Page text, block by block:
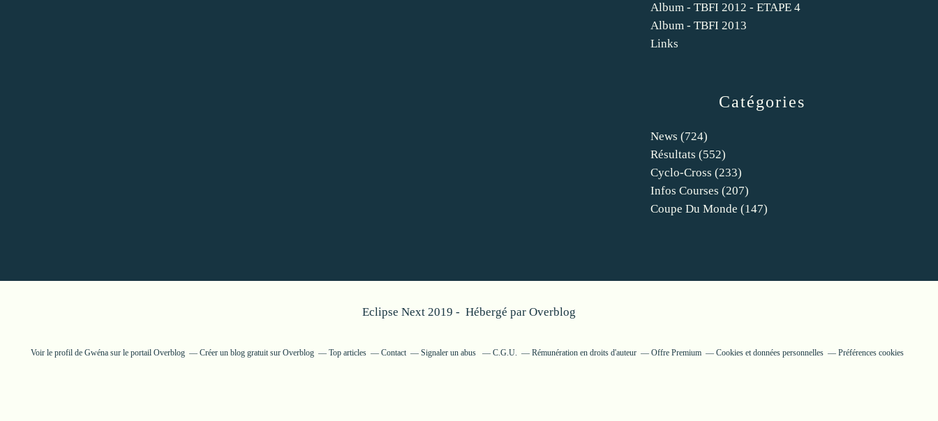
Catégories
News (724)
Résultats (552)
Cyclo-Cross (233)
Infos Courses (207)
Coupe Du Monde (147)
Album - TBFI 2012 - ETAPE 4
Album - TBFI 2013
Links
Eclipse Next 2019 - Hébergé par Overblog
Voir le profil de Gwénasur le portail Overblog Créer un blog gratuit sur Overblog Top articles Contact Signaler un abus C.G.U. Rémunération en droits d'auteur Offre Premium Cookies et données personnelles Préférences cookies